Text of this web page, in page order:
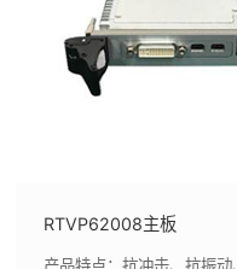
RTVP62008主板
产品特点：抗冲击、抗振